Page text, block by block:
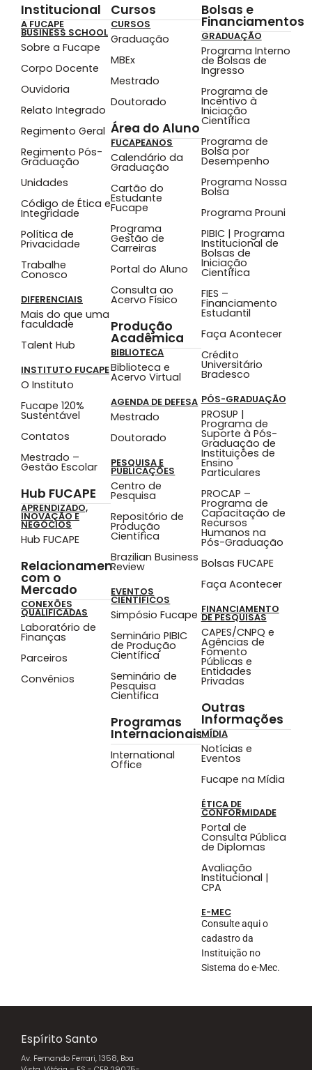
Institucional
A FUCAPE
BUSINESS SCHOOL
Sobre a Fucape
Corpo Docente
Ouvidoria
Relato Integrado
Regimento Geral
Regimento Pós-
Graduação
Unidades
Código de Ética e
Integridade
Política de
Privacidade
Trabalhe
Conosco
DIFERENCIAIS
Mais do que uma
faculdade
Talent Hub
INSTITUTO FUCAPE
O Instituto
Fucape 120%
Sustentável
Contatos
Mestrado –
Gestão Escolar
Hub FUCAPE
APRENDIZADO,
INOVAÇÃO E
NEGÓCIOS
Hub FUCAPE
Relacionamento
com o
Mercado
CONEXÕES
QUALIFICADAS
Laboratório de
Finanças
Parceiros
Convênios
Cursos
CURSOS
Graduação
MBEx
Mestrado
Doutorado
Área do Aluno
FUCAPEANOS
Calendário da
Graduação
Cartão do
Estudante
Fucape
Programa
Gestão de
Carreiras
Portal do Aluno
Consulta ao
Acervo Físico
Produção
Acadêmica
BIBLIOTECA
Biblioteca e
Acervo Virtual
AGENDA DE DEFESA
Mestrado
Doutorado
PESQUISA E
PUBLICAÇÕES
Centro de
Pesquisa
Repositório de
Produção
Científica
Brazilian Business
Review
EVENTOS
CIENTÍFICOS
Simpósio Fucape
Seminário PIBIC
de Produção
Científica
Seminário de
Pesquisa
Cientifica
Programas
Internacionais
International
Office
Bolsas e
Financiamentos
GRADUAÇÃO
Programa Interno
de Bolsas de
Ingresso
Programa de
Incentivo à
Iniciação
Científica
Programa de
Bolsa por
Desempenho
Programa Nossa
Bolsa
Programa Prouni
PIBIC | Programa
Institucional de
Bolsas de
Iniciação
Científica
FIES –
Financiamento
Estudantil
Faça Acontecer
Crédito
Universitário
Bradesco
PÓS-GRADUAÇÃO
PROSUP |
Programa de
Suporte à Pós-
Graduação de
Instituições de
Ensino
Particulares
PROCAP –
Programa de
Capacitação de
Recursos
Humanos na
Pós-Graduação
Bolsas FUCAPE
Faça Acontecer
FINANCIAMENTO
DE PESQUISAS
CAPES/CNPQ e
Agências de
Fomento
Públicas e
Entidades
Privadas
Outras
Informações
MÍDIA
Notícias e
Eventos
Fucape na Mídia
ÉTICA DE
CONFORMIDADE
Portal de
Consulta Pública
de Diplomas
Avaliação
Institucional |
CPA
E-MEC
Consulte aqui o
cadastro da
Instituição no
Sistema do e-Mec.
Espírito Santo
Av. Fernando Ferrari, 1358, Boa